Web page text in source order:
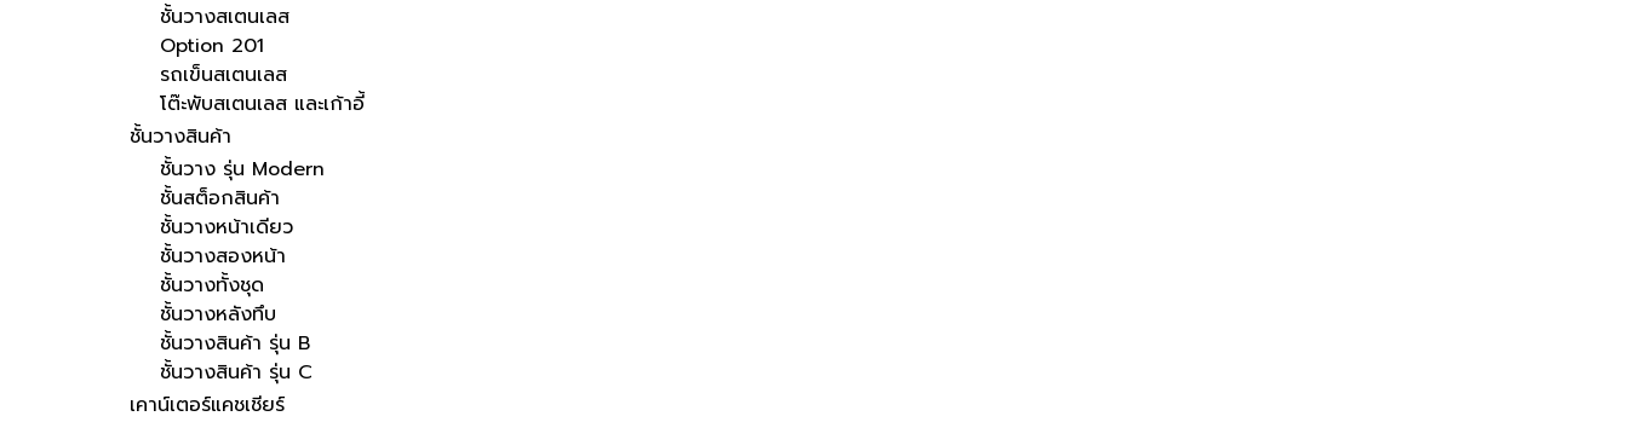
ชั้นวางสเตนเลส
Option 201
รถเข็นสเตนเลส
โต๊ะพับสเตนเลส และเก้าอี้
ชั้นวางสินค้า
ชั้นวาง รุ่น Modern
ชั้นสต็อกสินค้า
ชั้นวางหน้าเดียว
ชั้นวางสองหน้า
ชั้นวางทั้งชุด
ชั้นวางหลังทึบ
ชั้นวางสินค้า รุ่น B
ชั้นวางสินค้า รุ่น C
เคาน์เตอร์แคชเชียร์